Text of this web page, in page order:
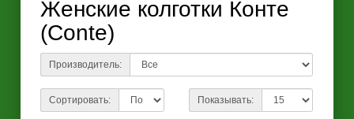
Женские колготки Конте
(Conte)
Производитель:
Сортировать: Показывать: